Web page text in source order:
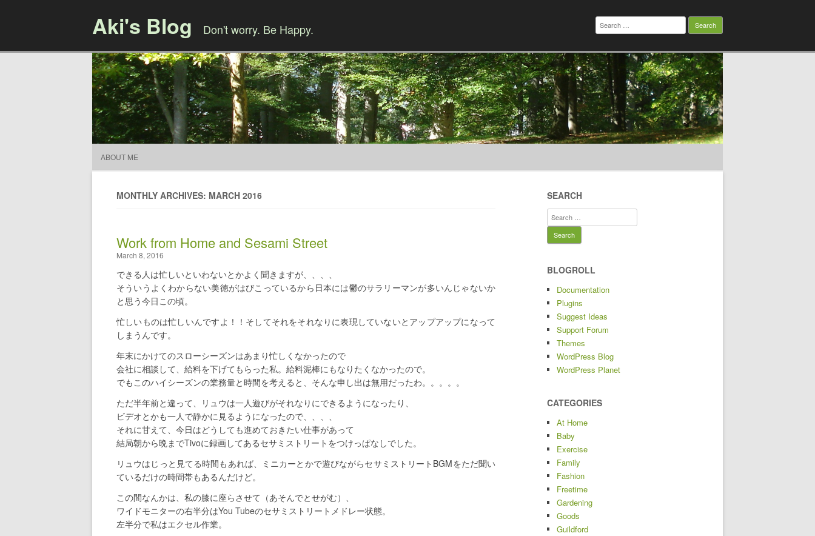
Aki's Blog Don't worry. Be Happy.
Search
for:
ABOUT ME
MONTHLY ARCHIVES: MARCH 2016
Work from Home and Sesami Street
March 8, 2016
できる人は忙しいといわないとかよく聞きますが、、、、
そういうよくわからない美徳がはびこっているから日本には鬱のサラリーマンが多いんじゃないか
と思う今日この頃。
忙しいものは忙しいんですよ！！そしてそれをそれなりに表現していないとアップアップになって
しまうんです。
年末にかけてのスローシーズンはあまり忙しくなかったので
会社に相談して、給料を下げてもらった私。給料泥棒にもなりたくなかったので。
でもこのハイシーズンの業務量と時間を考えると、そんな申し出は無用だったわ。。。。。
ただ半年前と違って、リュウは一人遊びがそれなりにできるようになったり、
ビデオとかも一人で静かに見るようになったので、、、、
それに甘えて、今日はどうしても進めておきたい仕事があって
結局朝から晩までTivoに録画してあるセサミストリートをつけっぱなしでした。
リュウはじっと見てる時間もあれば、ミニカーとかで遊びながらセサミストリートBGMをただ聞い
ているだけの時間帯もあるんだけど。
この間なんかは、私の膝に座らさせて（あそんでとせがむ）、
ワイドモニターの右半分はYou Tubeのセサミストリートメドレー状態。
左半分で私はエクセル作業。
SEARCH
Search
for:
BLOGROLL
Documentation
Plugins
Suggest Ideas
Support Forum
Themes
WordPress Blog
WordPress Planet
CATEGORIES
At Home
Baby
Exercise
Family
Fashion
Freetime
Gardening
Goods
Guildford